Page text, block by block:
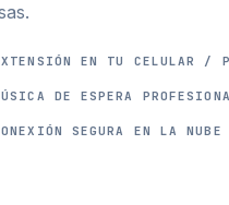
EN TU CELULAR /
DE ESPERA
SEGURA EN LA NUBE